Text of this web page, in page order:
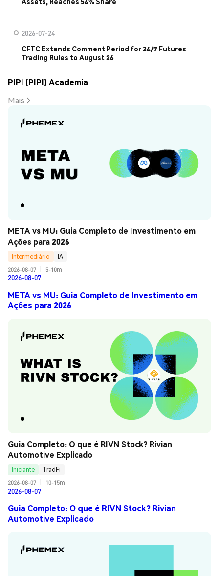
2026-07-24
CFTC Extends Comment Period for 24/7 Futures
Trading Rules to August 26
PIPI (PIPI) Academia
Mais
META vs MU: Guia Completo de Investimento em
Ações para 2026
Intermediário
IA
2026-08-07
5-10m
2026-08-07
META vs MU: Guia Completo de Investimento em
Ações para 2026
Guia Completo: O que é RIVN Stock? Rivian
Automotive Explicado
Iniciante
TradFi
2026-08-07
10-15m
2026-08-07
Guia Completo: O que é RIVN Stock? Rivian
Automotive Explicado